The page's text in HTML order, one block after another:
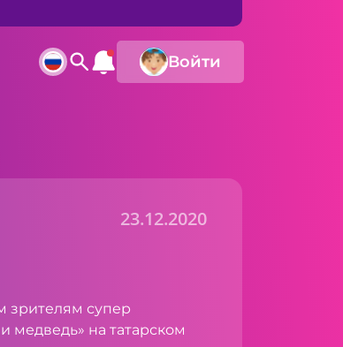
Войти
23.12.2020
зрителям супер
медведь» на татарском